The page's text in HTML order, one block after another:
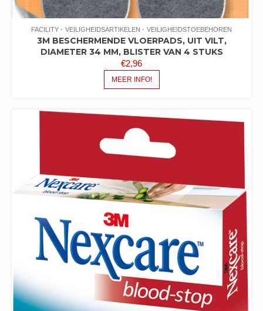
FACILITY VEILIGHEIDSARTIKELEN VEILIGHEIDSTOEBEHOREN
3M BESCHERMENDE VLOERPADS, UIT VILT,
DIAMETER 34 MM, BLISTER VAN 4 STUKS
€2,96
MEER INFO!